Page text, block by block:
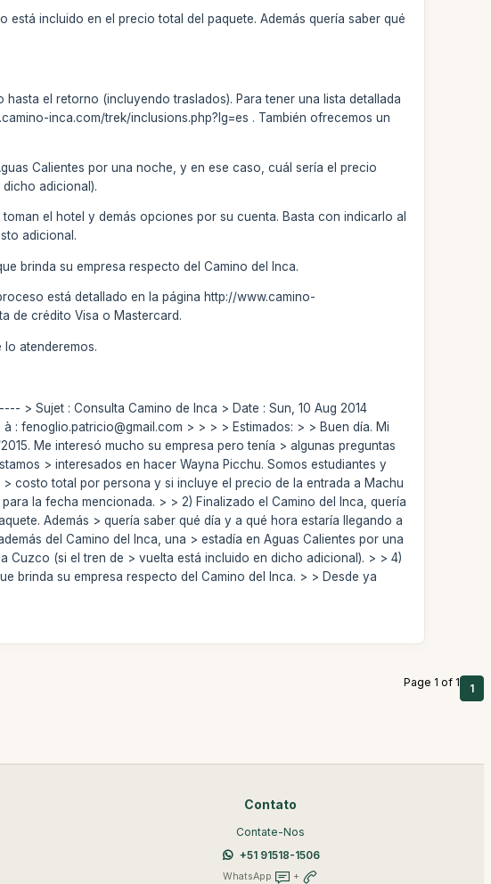
incluido en el precio total del paquete. Además quería saber qué
el retorno (incluyendo traslados). Para tener una lista detallada
inca.com/trek/inclusions.php?lg=es . También ofrecemos un
Calientes por una noche, y en ese caso, cuál sería el precio
adicional).
el hotel y demás opciones por su cuenta. Basta con indicarlo al
adicional.
brinda su empresa respecto del Camino del Inca.
está detallado en la página http://www.camino-
de crédito Visa o Mastercard.
lo atenderemos.
> Sujet : Consulta Camino de Inca > Date : Sun, 10 Aug 2014
à : fenoglio.patricio@gmail.com > > > > Estimados: > > Buen día. Mi
Me interesó mucho su empresa pero tenía > algunas preguntas
> interesados en hacer Wayna Picchu. Somos estudiantes y
costo total por persona y si incluye el precio de la entrada a Machu
la fecha mencionada. > > 2) Finalizado el Camino del Inca, quería
Además > quería saber qué día y a qué hora estaría llegando a
del Camino del Inca, una > estadía en Aguas Calientes por una
(si el tren de > vuelta está incluido en dicho adicional). > > 4)
brinda su empresa respecto del Camino del Inca. > > Desde ya
Page 1 of 1 1
Contato
Contate-Nos
+51 91518-1506
WhatsApp +